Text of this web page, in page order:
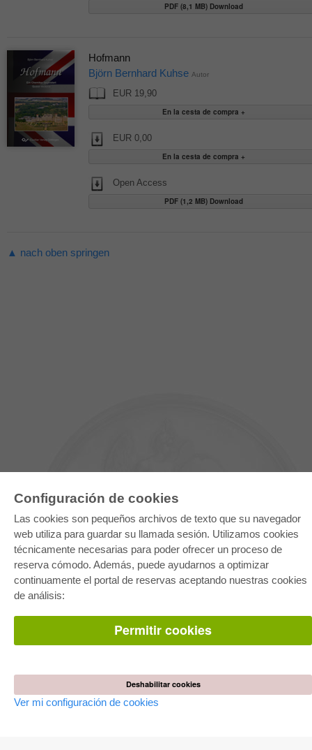
Configuración de cookies
Las cookies son pequeños archivos de texto que su navegador
web utiliza para guardar su llamada sesión. Utilizamos cookies
técnicamente necesarias para poder ofrecer un proceso de
reserva cómodo. Además, puede ayudarnos a optimizar
continuamente el portal de reservas aceptando nuestras cookies
de análisis:
Permitir cookies
Deshabilitar cookies
Ver mi configuración de cookies
PDF (8,1 MB) Download
Hofmann
Björn Bernhard Kuhse Autor
EUR 19,90
EUR 0,00
Open Access
PDF (1,2 MB) Download
▲ nach oben springen
E-COLLECTION
Paquete de especialidades
Pick & Choose
Preguntas mas frequentes(FAQ)
TIENDA ONLINE
Las devoluciones